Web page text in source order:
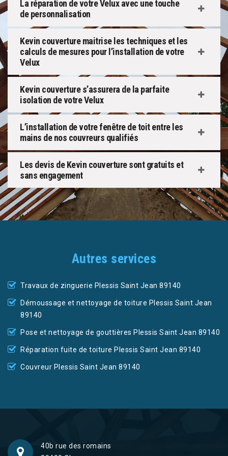
La réparation de votre Velux avec une touche
de personnalisation
Kevin couverture maitrise les techniques et les
calculs de mesures pour l’installation de votre
Velux
Kevin couverture s’assurera de la parfaite
isolation de votre Velux
L’installation de votre fenêtre de toit entre les
mains de nos couvreurs qualifiés
Les devis de Kevin couverture sont gratuits et
sans engagement
Autres services
Travaux de zinguerie Plessis Saint Jean 89140
Démoussage et nettoyage de toiture Plessis Saint Jean
89140
Pose et nettoyage de gouttières Plessis Saint Jean 89140
Réparation fuite de toiture Plessis Saint Jean 89140
Couvreur Plessis Saint Jean 89140
40b rue des romains